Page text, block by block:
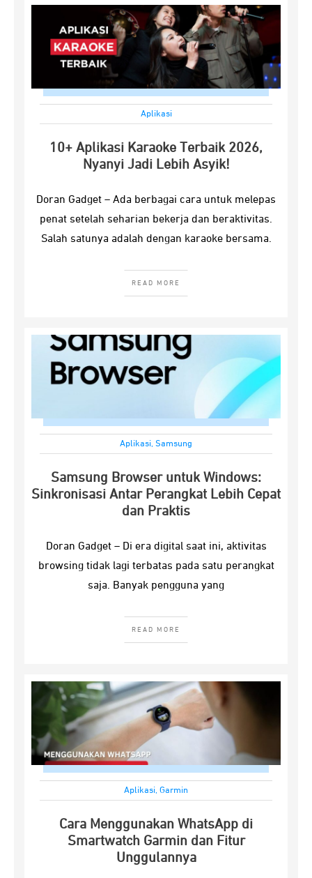
Aplikasi
10+ Aplikasi Karaoke Terbaik 2026,
Nyanyi Jadi Lebih Asyik!
Doran Gadget – Ada berbagai cara untuk melepas
penat setelah seharian bekerja dan beraktivitas.
Salah satunya adalah dengan karaoke bersama.
READ MORE
Aplikasi, Samsung
Samsung Browser untuk Windows:
Sinkronisasi Antar Perangkat Lebih Cepat
dan Praktis
Doran Gadget – Di era digital saat ini, aktivitas
browsing tidak lagi terbatas pada satu perangkat
saja. Banyak pengguna yang
READ MORE
Aplikasi, Garmin
Cara Menggunakan WhatsApp di
Smartwatch Garmin dan Fitur
Unggulannya